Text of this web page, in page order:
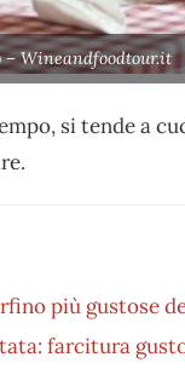
– Wineandfoodtour.it
si tende a
più gustose
farcitura